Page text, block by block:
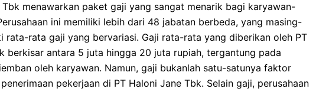
Tbk menawarkan paket gaji yang sangat menarik bagi karyawan-
ini memiliki lebih dari 48 jabatan berbeda, yang masing-
rata-rata gaji yang bervariasi. Gaji rata-rata yang diberikan oleh PT
berkisar antara 5 juta hingga 20 juta rupiah, tergantung pada
oleh karyawan. Namun, gaji bukanlah satu-satunya faktor
pekerjaan di PT Haloni Jane Tbk. Selain gaji, perusahaan